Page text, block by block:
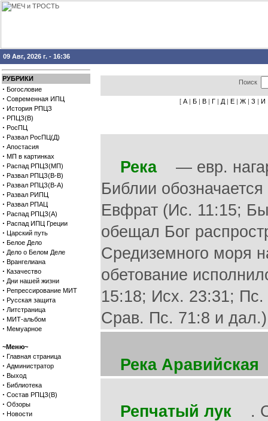
09 Авг, 2026 г. - 16:36
РУБРИКИ
· Богословие
· Современная ИПЦ
· История РПЦЗ
· РПЦЗ(В)
· РосПЦ
· Развал РосПЦ(Д)
· Апостасия
· МП в картинках
· Распад РПЦЗ(МП)
· Развал РПЦЗ(В-В)
· Развал РПЦЗ(В-А)
· Развал РИПЦ
· Развал РПАЦ
· Распад РПЦЗ(А)
· Распад ИПЦ Греции
· Царский путь
· Белое Дело
· Дело о Белом Деле
· Врангелиана
· Казачество
· Дни нашей жизни
· Репрессирование МИТ
· Русская защита
· Литстраница
· МИТ-альбом
· Мемуарное
~Меню~
· Главная страница
· Администратор
· Выход
· Библиотека
· Состав РПЦЗ(В)
· Обзоры
· Новости
Поиск
[ А | Б | В | Г | Д | Е | Ж | З | И
Река— евр. нагар.
Библии
Евфрат (Ис. 11:15;
обещал Бог
Средиземного моря
обетование
15:18; Исх. 23:31;
Срав. Пс. 71:8 и
Река Аравийская
Репчатый лук .